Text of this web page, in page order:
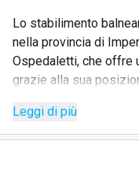
Lo stabilimento
nella provincia di
Ospedaletti, che offre
grazie alla sua
sovrastano l'insenatura.
Leggi di più